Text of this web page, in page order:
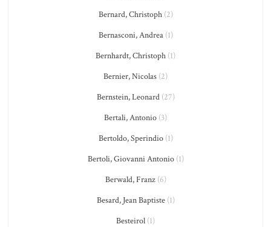
Bernard, Christoph(2)
Bernasconi, Andrea(1)
Bernhardt, Christoph (1)
Bernier, Nicolas (2)
Bernstein, Leonard(27)
Bertali, Antonio (3)
Bertoldo, Sperindio(1)
Bertoli, Giovanni Antonio(1)
Berwald, Franz(6)
Besard, Jean Baptiste(1)
Besteirol (1)